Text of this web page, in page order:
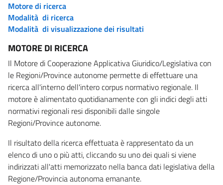
Motore di ricerca
Modalità di ricerca
Modalità di visualizzazione dei risultati
MOTORE DI RICERCA
Il Motore di Cooperazione Applicativa Giuridico/Legislativa con
le Regioni/Province autonome permette di effettuare una
ricerca all'interno dell'intero corpus normativo regionale. Il
motore è alimentato quotidianamente con gli indici degli atti
normativi regionali resi disponibili dalle singole
Regioni/Province autonome.
Il risultato della ricerca effettuata è rappresentato da un
elenco di uno o più atti, cliccando su uno dei quali si viene
indirizzati all'atti memorizzato nella banca dati legislativa della
Regione/Provincia autonoma emanante.